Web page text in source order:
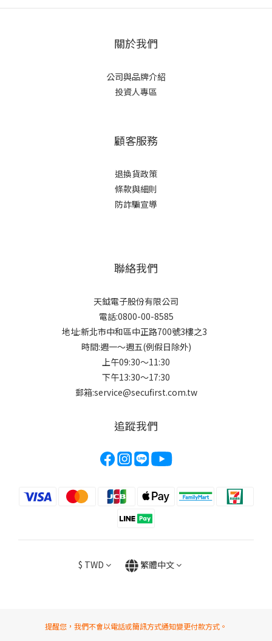
關於我們
公司與品牌介紹
投資人專區
顧客服務
退換貨政策
條款與細則
防詐騙宣導
聯絡我們
天鉞電子股份有限公司
電話:0800-00-8585
地址:新北市中和區中正路700號3樓之3
時間:週一～週五(例假日除外)
上午09:30～11:30
下午13:30～17:30
郵箱:service@secufirst.com.tw
追蹤我們
$ TWD 繁體中文
提醒您，我們不會以電話或簡訊方式通知變更付款方式。